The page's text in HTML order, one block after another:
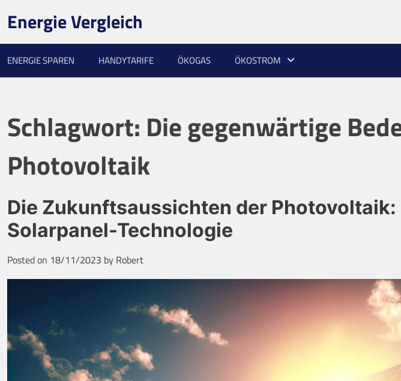
Energie Vergleich
ENERGIE SPAREN HANDYTARIFE ÖKOGAS ÖKOSTROM
Schlagwort: Die gegenwärtige
Photovoltaik
Die Zukunftsaussichten der Photovoltaik:
Solarpanel-Technologie
Posted on 18/11/2023 by Robert